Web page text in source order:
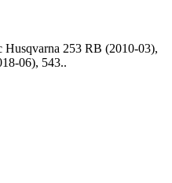
Husqvarna 253 RB (2010-03),
06), 543..